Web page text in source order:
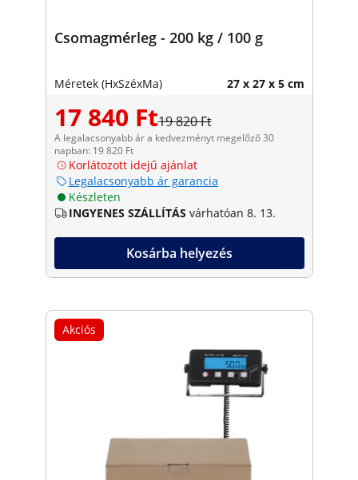
Csomagmérleg - 200 kg / 100 g
Méretek (HxSzéxMa) 27 x 27 x 5 cm
17 840 Ft19 820 Ft
A legalacsonyabb ár a kedvezményt megelőző 30
napban: 19 820 Ft
Korlátozott idejű ajánlat
Legalacsonyabb ár garancia
Készleten
INGYENES SZÁLLÍTÁS várhatóan 8. 13.
Kosárba helyezés
Akciós